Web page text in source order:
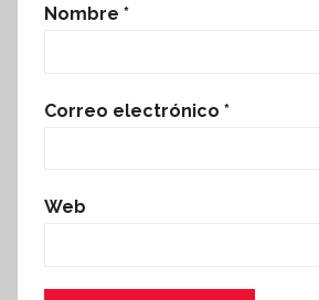
Nombre *
Correo electrónico *
Web